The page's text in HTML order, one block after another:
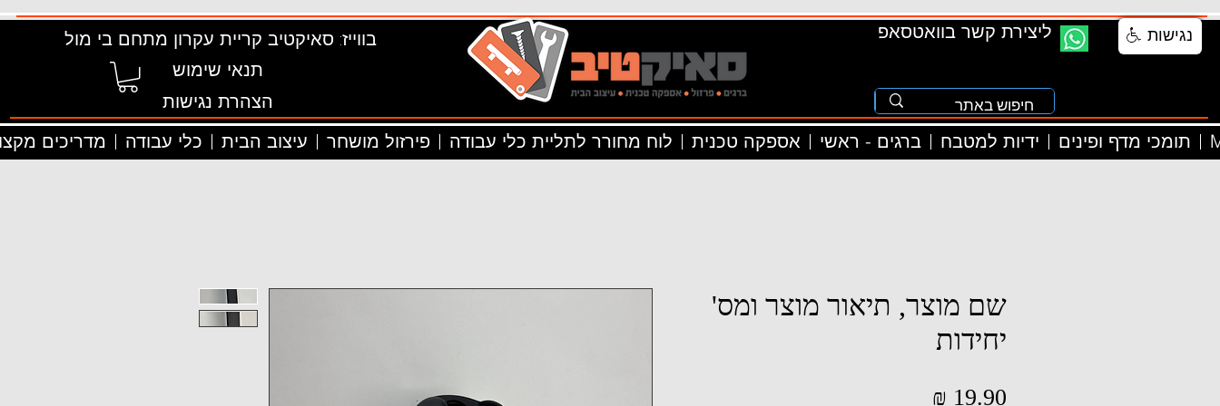
בווייז: סאיקטיב קריית עקרון מתחם בי מול
תנאי שימוש
הצהרת נגישות
ליצירת קשר בוואטסאפ
מדריכים כלי עבודה עיצוב הבית פירזול מושחר לוח מחורר לתליית כלי עבודה אספקה טכנית ברגים - ראשי ידיות למטבח תומכי מדף ופינים
שם מוצר, תיאור מוצר ומס'
יחידות
נגישות